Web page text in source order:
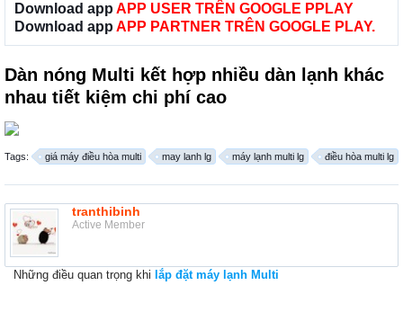
Download app APP USER TRÊN GOOGLE PPLAY
Download app APP PARTNER TRÊN GOOGLE PLAY.
Dàn nóng Multi kết hợp nhiều dàn lạnh khác
nhau tiết kiệm chi phí cao
Tags: giá máy điều hòa multi may lanh lg máy lạnh multi lg điều hòa multi lg
tranthibinh
Active Member
Những điều quan trọng khi lắp đặt máy lạnh Multi